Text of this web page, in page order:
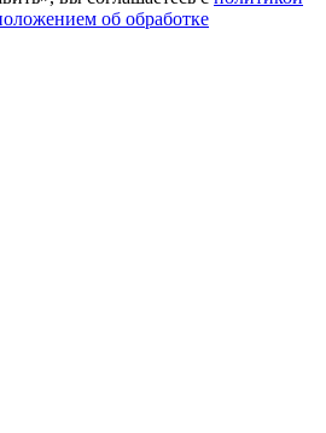
об обработке